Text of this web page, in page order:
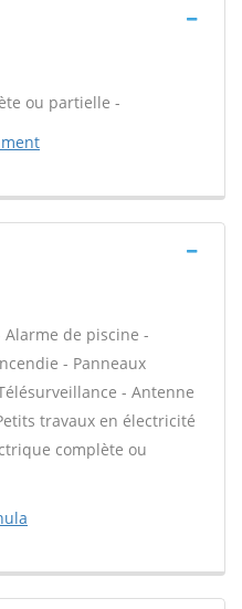
ou partielle -
de piscine -
- Panneaux
- Antenne
travaux en électricité
complète ou